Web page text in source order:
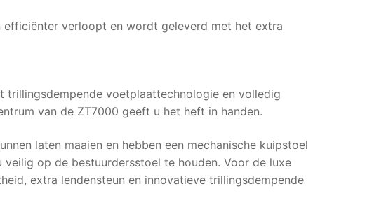
verloopt en wordt geleverd met het extra
trillingsdempende voetplaattechnologie en volledig
van de ZT7000 geeft u het heft in handen.
laten maaien en hebben een mechanische kuipstoel
op de bestuurdersstoel te houden. Voor de luxe
extra lendensteun en innovatieve trillingsdempende